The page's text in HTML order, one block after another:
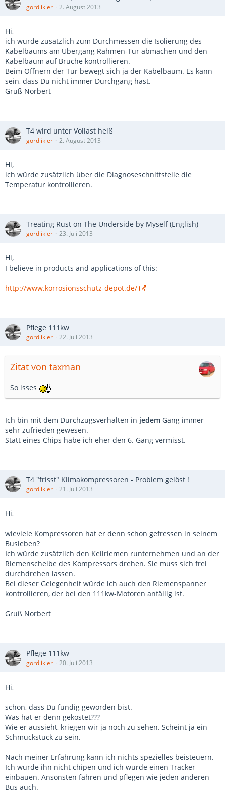
gordlikler 2. August 2013
Hi,
ich würde zusätzlich zum Durchmessen die Isolierung des
Kabelbaums am Übergang Rahmen-Tür abmachen und den
Kabelbaum auf Brüche kontrollieren.
Beim Öffnern der Tür bewegt sich ja der Kabelbaum. Es kann
sein, dass Du nicht immer Durchgang hast.
Gruß Norbert
T4 wird unter Vollast heiß
gordlikler 2. August 2013
Hi,
ich würde zusätzlich über die Diagnoseschnittstelle die
Temperatur kontrollieren.
Treating Rust on The Underside by Myself (English)
gordlikler 23. Juli 2013
Hi,
I believe in products and applications of this:
http://www.korrosionsschutz-depot.de/
Pflege 111kw
gordlikler 22. Juli 2013
Zitat von taxman
So isses
Ich bin mit dem Durchzugsverhalten in jedem Gang immer
sehr zufrieden gewesen.
Statt eines Chips habe ich eher den 6. Gang vermisst.
T4 "frisst" Klimakompressoren - Problem gelöst !
gordlikler 21. Juli 2013
Hi,
wieviele Kompressoren hat er denn schon gefressen in seinem
Busleben?
Ich würde zusätzlich den Keilriemen runternehmen und an der
Riemenscheibe des Kompressors drehen. Sie muss sich frei
durchdrehen lassen.
Bei dieser Gelegenheit würde ich auch den Riemenspanner
kontrollieren, der bei den 111kw-Motoren anfällig ist.
Gruß Norbert
Pflege 111kw
gordlikler 20. Juli 2013
Hi,
schön, dass Du fündig geworden bist.
Was hat er denn gekostet???
Wie er aussieht, kriegen wir ja noch zu sehen. Scheint ja ein
Schmuckstück zu sein.
Nach meiner Erfahrung kann ich nichts spezielles beisteuern.
Ich würde ihn nicht chipen und ich würde einen Tracker
einbauen. Ansonsten fahren und pflegen wie jeden anderen
Bus auch.